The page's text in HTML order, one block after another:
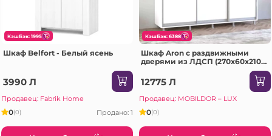
КэшБэк: 1995
Шкаф Belfort - Белый ясень
3990 Л
Продавец: Fabrik Home
0(0) Продано: 1
КэшБэк: 6388
Шкаф Aron с раздвижными
дверями из ЛДСП (270x60x210H
12775 Л
Продавец: MOBILDOR – LUX
0(0)